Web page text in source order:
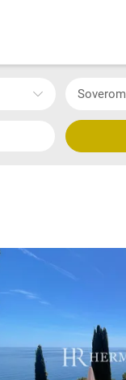
Soverom